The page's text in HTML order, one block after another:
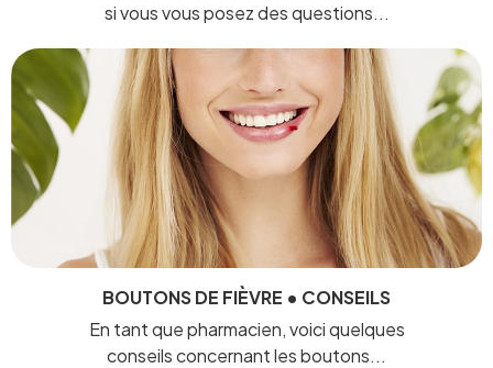
si vous vous posez des questions...
BOUTONS DE FIÈVRE • CONSEILS
En tant que pharmacien, voici quelques
conseils concernant les boutons...